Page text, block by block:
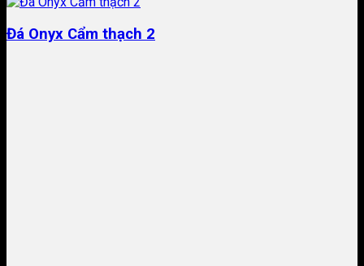
Đá Onyx Cẩm thạch 2